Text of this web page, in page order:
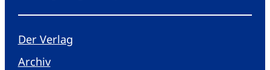
Der Verlag
Archiv